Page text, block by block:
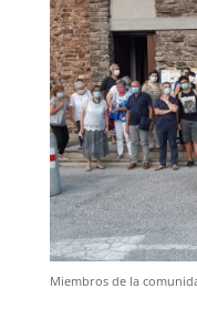
Miembros de la